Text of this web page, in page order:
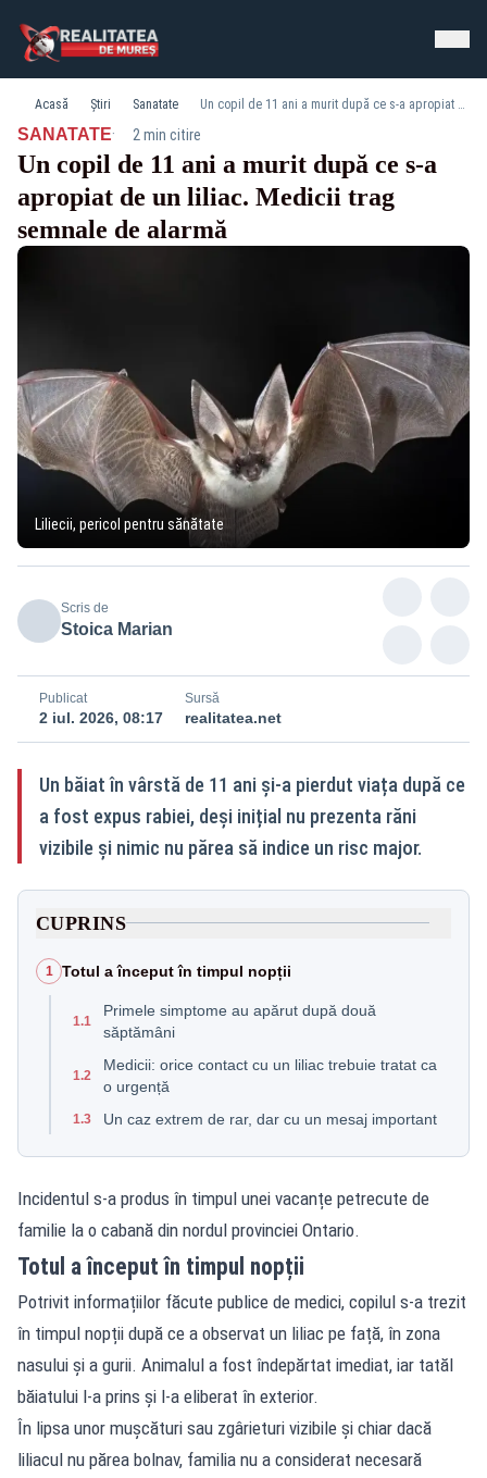
Acasă Știri Sanatate Un copil de 11 ani a murit după ce s-a apropiat de un liliac. Medicii trag semnale de alarmă
SANATATE· 2 min citire
Un copil de 11 ani a murit după ce s-a
apropiat de un liliac. Medicii trag
semnale de alarmă
Liliecii, pericol pentru sănătate
Scris de
Stoica Marian
Publicat
2 iul. 2026, 08:17
Sursă
realitatea.net
Un băiat în vârstă de 11 ani și-a pierdut viața după ce
a fost expus rabiei, deși inițial nu prezenta răni
vizibile și nimic nu părea să indice un risc major.
CUPRINS
1 Totul a început în timpul nopții
1.1
Primele simptome au apărut după două
săptămâni
1.2
Medicii: orice contact cu un liliac trebuie tratat ca
o urgență
1.3 Un caz extrem de rar, dar cu un mesaj important
Incidentul s-a produs în timpul unei vacanțe petrecute de
familie la o cabană din nordul provinciei Ontario.
Totul a început în timpul nopții
Potrivit informațiilor făcute publice de medici, copilul s-a trezit
în timpul nopții după ce a observat un liliac pe față, în zona
nasului și a gurii. Animalul a fost îndepărtat imediat, iar tatăl
băiatului l-a prins și l-a eliberat în exterior.
În lipsa unor mușcături sau zgârieturi vizibile și chiar dacă
liliacul nu părea bolnav, familia nu a considerat necesară